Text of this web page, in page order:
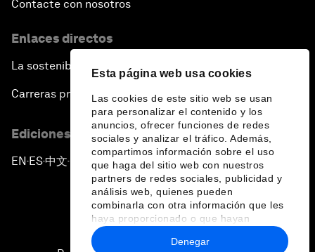
Esta página web usa cookies
Las cookies de este sitio web se usan
para personalizar el contenido y los
anuncios, ofrecer funciones de redes
sociales y analizar el tráfico. Además,
compartimos información sobre el uso
que haga del sitio web con nuestros
partners de redes sociales, publicidad y
análisis web, quienes pueden
combinarla con otra información que les
haya proporcionado o que hayan
recopilado a partir del uso que haya
hecho de sus servicios.
Denegar
Contacte con nosotros
Enlaces directos
La sostenibilidad en el Foro
Carreras profesionales
Ediciones en otros idiomas
EN ▪ ES▪中文▪ 日本語